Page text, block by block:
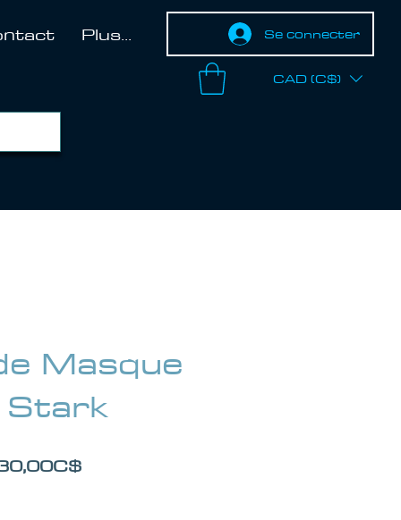
Plus... Se connecter
CAD (C$)
Masque
Prix promotionnel